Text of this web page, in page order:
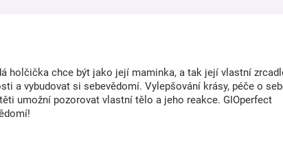
holčička chce být jako její maminka, a tak její vlastní
a vybudovat si sebevědomí. Vylepšování krásy, péče o
umožní pozorovat vlastní tělo a jeho reakce. GIOperfect